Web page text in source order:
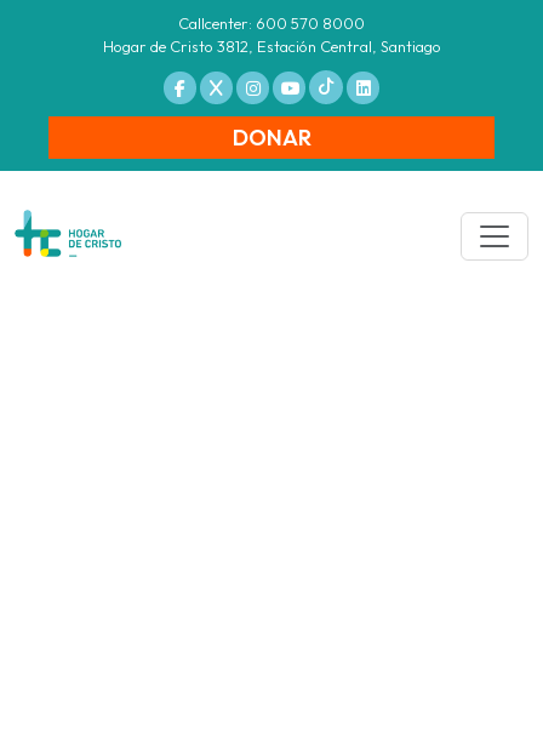
Callcenter: 600 570 8000
Hogar de Cristo 3812, Estación Central, Santiago
DONAR